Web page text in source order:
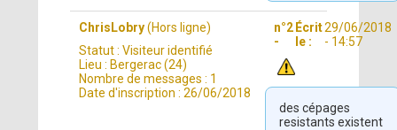
ChrisLobry(Hors ligne)
Statut : Visiteur identifié
Lieu : Bergerac (24)
Nombre de messages : 1
Date d'inscription : 26/06/2018
n°2
-
Écrit
le :
29/06/2018
- 14:57
des cépages
resistants existent